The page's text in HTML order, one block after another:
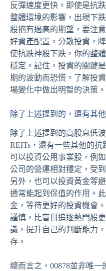
反彈速度更快。即使是抗
整體環境的影響，出現下
股抱有過高的期望，要注
好資產配置，分散投資，
使抗跌神股下跌，你的整
穩定。記住，投資的關鍵
期的波動而恐慌。了解投
場變化中做出明智的決策。
除了上述提到的，還有其
除了上述提到的高股息低
REITs，還有一些其他的抗
可以投資公用事業股，例
公司的營運相對穩定，受
另外，也可以投資黃金等
通常能起到保值的作用。
金，等待更好的投資機會
謹慎，比盲目追逐熱門股
識，提升自己的判斷能力
存。
總而言之，00878並非唯